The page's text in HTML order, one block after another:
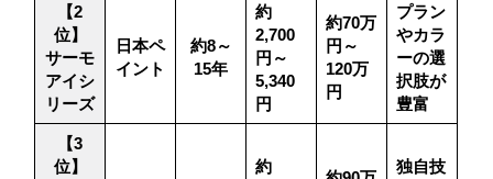
【2
位】
サーモ
アイシ
リーズ
日本ペ
イント
約8～
15年
約
2,700
円～
5,340
円
約70万
円～
120万
円
プラン
やカラ
ーの選
択肢が
豊富
【3
位】
約
独自技